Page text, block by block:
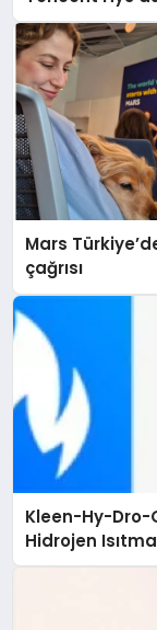
Mars
çağrısı
Kleen-Hy-Dro-
Hidrojen
Düzenleyici